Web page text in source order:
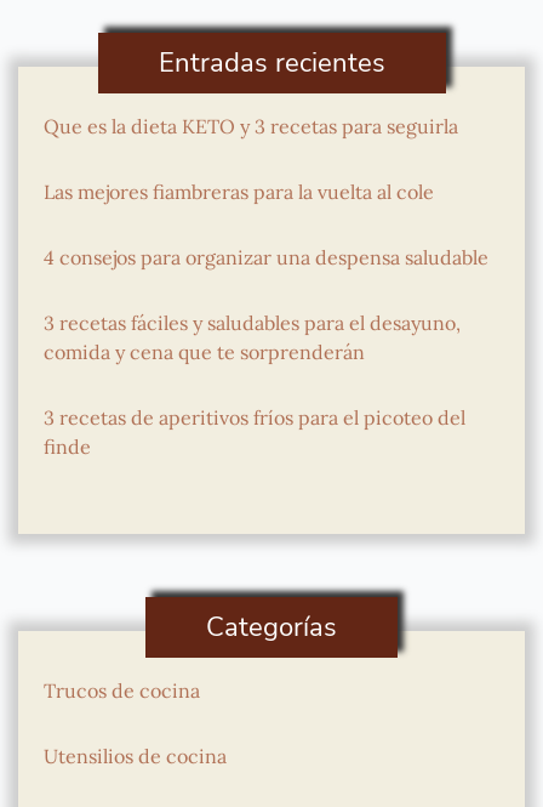
Entradas recientes
Que es la dieta KETO y 3 recetas para seguirla
Las mejores fiambreras para la vuelta al cole
4 consejos para organizar una despensa saludable
3 recetas fáciles y saludables para el desayuno,
comida y cena que te sorprenderán
3 recetas de aperitivos fríos para el picoteo del
finde
Categorías
Trucos de cocina
Utensilios de cocina